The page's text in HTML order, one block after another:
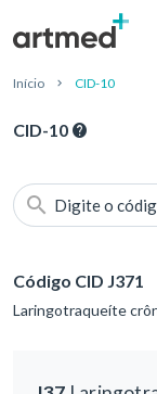
Início CID-10
CID-10
Digite o
Código CID J371
Laringotraqueíte